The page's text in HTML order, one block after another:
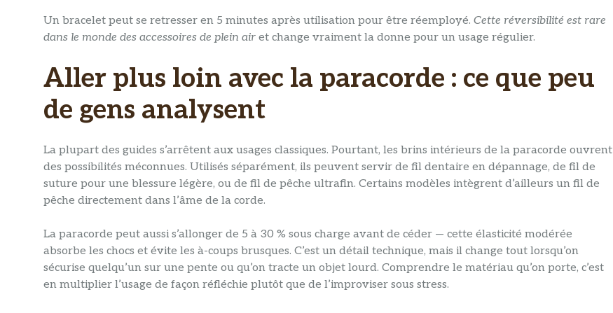
Un bracelet peut se retresser en 5 minutes après utilisation pour être réemployé. Cette réversibilité est rare
dans le monde des accessoires de plein air et change vraiment la donne pour un usage régulier.
Aller plus loin avec la paracorde : ce que peu
de gens analysent
La plupart des guides s’arrêtent aux usages classiques. Pourtant, les brins intérieurs de la paracorde ouvrent
des possibilités méconnues. Utilisés séparément, ils peuvent servir de fil dentaire en dépannage, de fil de
suture pour une blessure légère, ou de fil de pêche ultrafin. Certains modèles intègrent d’ailleurs un fil de
pêche directement dans l’âme de la corde.
La paracorde peut aussi s’allonger de 5 à 30 % sous charge avant de céder — cette élasticité modérée
absorbe les chocs et évite les à-coups brusques. C’est un détail technique, mais il change tout lorsqu’on
sécurise quelqu’un sur une pente ou qu’on tracte un objet lourd. Comprendre le matériau qu’on porte, c’est
en multiplier l’usage de façon réfléchie plutôt que de l’improviser sous stress.